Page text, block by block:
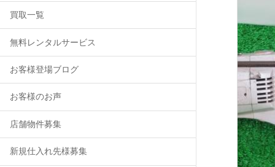
買取一覧
無料レンタルサービス
お客様登場ブログ
お客様のお声
店舗物件募集
新規仕入れ先様募集